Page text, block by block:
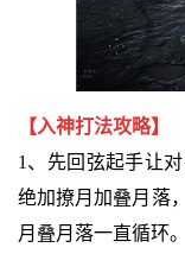
【入神打法攻略】
1、先回弦起手让
绝加撩月加叠月落
月叠月落一直循环。